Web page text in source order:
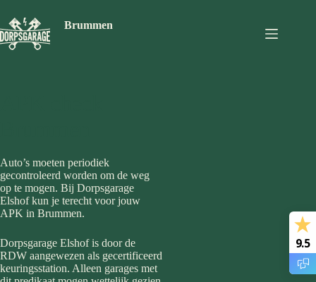
naar
de
inhoud
Brummen
Auto’s moeten periodiek
gecontroleerd worden om de weg
op te mogen. Bij Dorpsgarage
Elshof kun je terecht voor jouw
APK in Brummen.
Dorpsgarage Elshof is door de
RDW aangewezen als gecertificeerd
keuringsstation. Alleen garages met
9.5